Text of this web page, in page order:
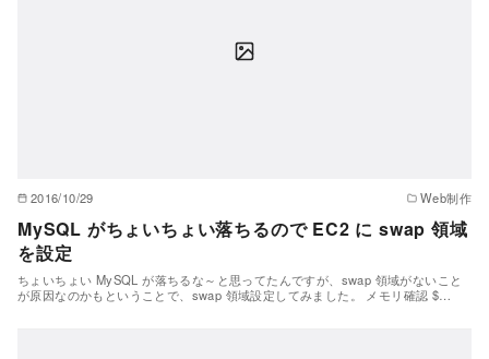
2016/10/29 Web制作
MySQL がちょいちょい落ちるので EC2 に swap 領域
を設定
ちょいちょい MySQL が落ちるな～と思ってたんですが、swap 領域がないこと
が原因なのかもということで、swap 領域設定してみました。 メモリ確認 $…